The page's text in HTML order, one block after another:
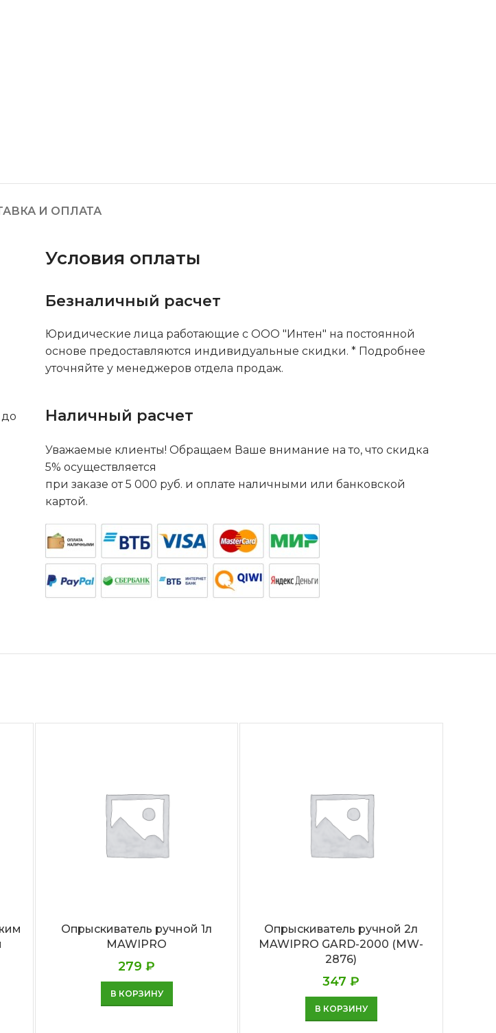
И ОПЛАТА
Условия оплаты
Безналичный расчет
Юридические лица работающие с ООО "Интен" на постоянной
основе предоставляются индивидуальные скидки. * Подробнее
уточняйте у менеджеров отдела продаж.
Наличный расчет
Уважаемые клиенты! Обращаем Ваше внимание на то, что скидка
5% осуществляется
при заказе от 5 000 руб. и оплате наличными или банковской
картой.
Опрыскиватель ручной 1л
MAWIPRO
279₽
В КОРЗИНУ
Опрыскиватель ручной 2л
MAWIPRO GARD-2000 (MW-
2876)
347₽
В КОРЗИНУ